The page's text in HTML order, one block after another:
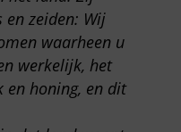
en zeiden: Wij
waarheen u
werkelijk, het
en honing, en dit